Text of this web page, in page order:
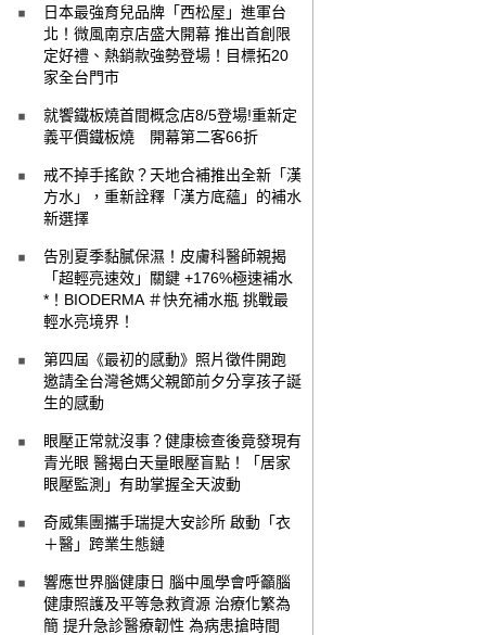
日本最強育兒品牌「西松屋」進軍台
北！微風南京店盛大開幕 推出首創限
定好禮、熱銷款強勢登場！目標拓20
家全台門市
就饗鐵板燒首間概念店8/5登場!重新定
義平價鐵板燒 開幕第二客66折
戒不掉手搖飲？天地合補推出全新「漢
方水」，重新詮釋「漢方底蘊」的補水
新選擇
告別夏季黏膩保濕！皮膚科醫師親揭
「超輕亮速效」關鍵 +176%極速補水
*！BIODERMA ＃快充補水瓶 挑戰最
輕水亮境界！
第四屆《最初的感動》照片徵件開跑
邀請全台灣爸媽父親節前夕分享孩子誕
生的感動
眼壓正常就沒事？健康檢查後竟發現有
青光眼 醫揭白天量眼壓盲點！「居家
眼壓監測」有助掌握全天波動
奇威集團攜手瑞提大安診所 啟動「衣
＋醫」跨業生態鏈
響應世界腦健康日 腦中風學會呼籲腦
健康照護及平等急救資源 治療化繁為
簡 提升急診醫療韌性 為病患搶時間